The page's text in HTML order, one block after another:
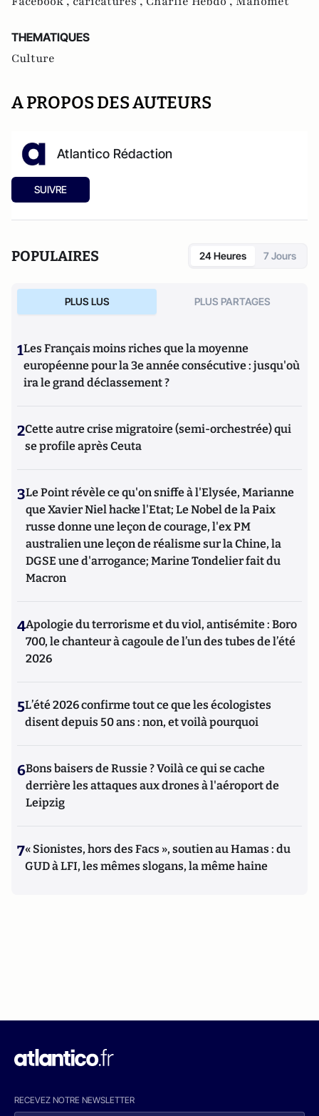
THEMATIQUES
Culture
A PROPOS DES AUTEURS
Atlantico Rédaction
SUIVRE
POPULAIRES 24 Heures 7 Jours
PLUS LUS PLUS PARTAGES
1Les Français moins riches que la moyenne
européenne pour la 3e année consécutive : jusqu'où
ira le grand déclassement ?
2Cette autre crise migratoire (semi-orchestrée) qui
se profile après Ceuta
3Le Point révèle ce qu'on sniffe à l'Elysée, Marianne
que Xavier Niel hacke l'Etat; Le Nobel de la Paix
russe donne une leçon de courage, l'ex PM
australien une leçon de réalisme sur la Chine, la
DGSE une d'arrogance; Marine Tondelier fait du
Macron
4Apologie du terrorisme et du viol, antisémite : Boro
700, le chanteur à cagoule de l’un des tubes de l’été
2026
5L’été 2026 confirme tout ce que les écologistes
disent depuis 50 ans : non, et voilà pourquoi
6Bons baisers de Russie ? Voilà ce qui se cache
derrière les attaques aux drones à l'aéroport de
Leipzig
7« Sionistes, hors des Facs », soutien au Hamas : du
GUD à LFI, les mêmes slogans, la même haine
RECEVEZ NOTRE NEWSLETTER